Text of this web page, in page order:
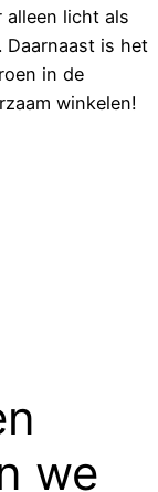
licht als
Daarnaast is het
in de
winkelen!
we